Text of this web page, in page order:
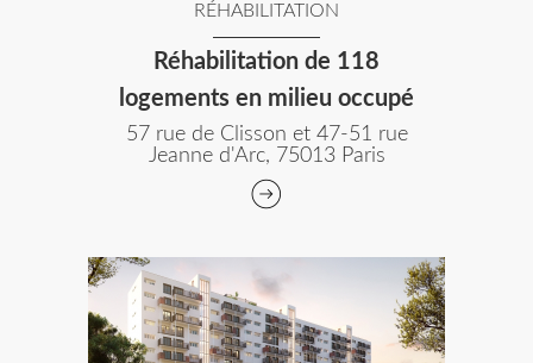
RÉHABILITATION
Réhabilitation de 118
logements en milieu occupé
57 rue de Clisson et 47-51 rue
Jeanne d'Arc, 75013 Paris